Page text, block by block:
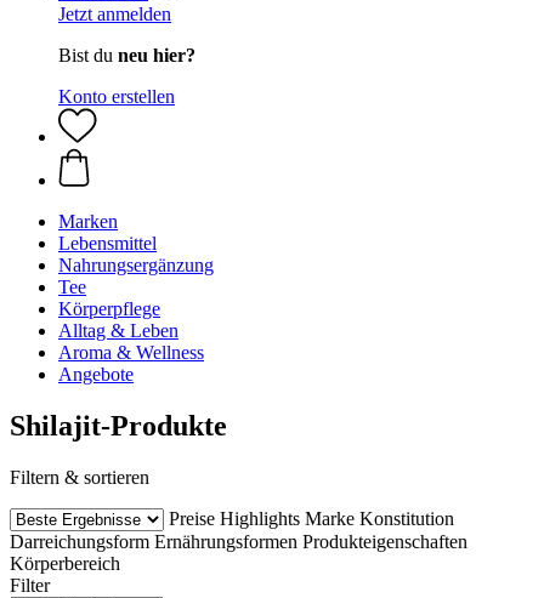
Jetzt anmelden
Bist du neu hier?
Konto erstellen
Marken
Lebensmittel
Nahrungsergänzung
Tee
Körperpflege
Alltag & Leben
Aroma & Wellness
Angebote
Shilajit-Produkte
Filtern & sortieren
Preise Highlights Marke Konstitution
Darreichungsform Ernährungsformen Produkteigenschaften
Körperbereich
Filter